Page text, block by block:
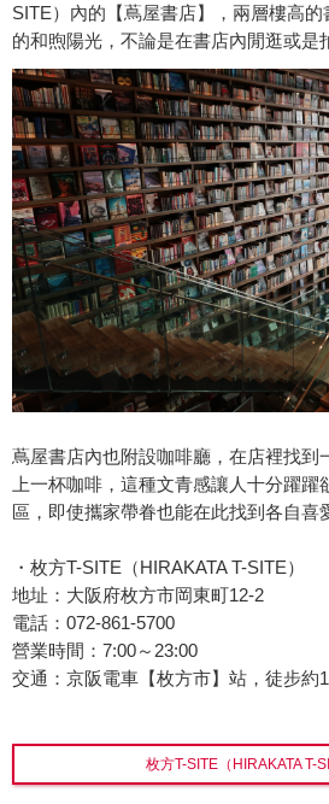
SITE）內的【蔦屋書店】，兩層樓高
的和煦陽光，不論是在書店內閒逛或是
蔦屋書店內也附設咖啡廳，在店裡找到
上一杯咖啡，這種文青感讓人十分躍
區，即使攜家帶眷也能在此找到各自喜
・枚方T-SITE（HIRAKATA T-SITE）
地址：大阪府枚方市岡東町12-2
電話：072-861-5700
營業時間：7:00～23:00
交通：京阪電車【枚方市】站，徒步約
枚方T-SITE（HIRAKATA T-